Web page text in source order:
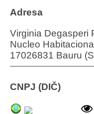
Adresa
Virginia Degasperi
Nucleo
17026831 Bauru
CNPJ (DIČ)